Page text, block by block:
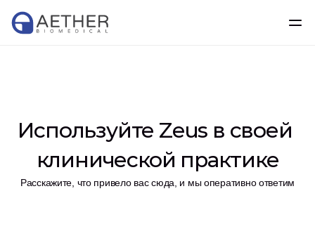
Используйте Zeus в своей
клинической практике
Расскажите, что привело вас сюда, и мы оперативно ответим